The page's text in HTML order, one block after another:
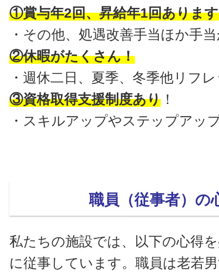
①賞与年2回、昇給年1回ありま
・その他、処遇改善手当ほか手
②休暇がたくさん！
・週休二日、夏季、冬季他リフ
③資格取得支援制度あり ！
・スキルアップやステップアッ
職員（従事者）の
私たちの施設では、以下の心得
に従事しています。職員は老若